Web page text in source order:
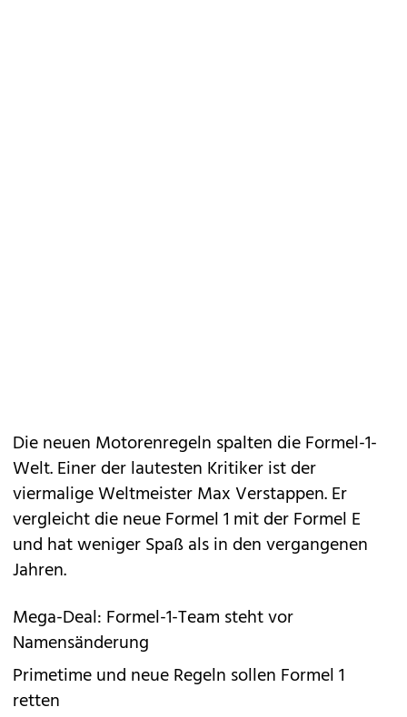
Die neuen Motorenregeln spalten die Formel-1-
Welt. Einer der lautesten Kritiker ist der
viermalige Weltmeister Max Verstappen. Er
vergleicht die neue Formel 1 mit der Formel E
und hat weniger Spaß als in den vergangenen
Jahren.
Mega-Deal: Formel-1-Team steht vor
Namensänderung
Primetime und neue Regeln sollen Formel 1
retten